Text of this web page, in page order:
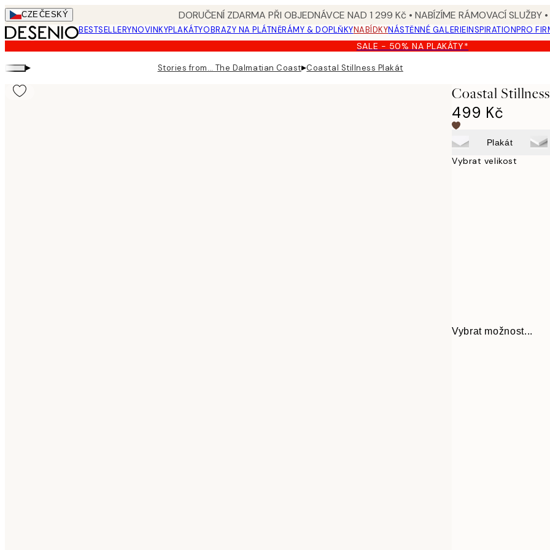
Skip
to
main
content.
CZEČESKÝ DORUČENÍ ZDARMA PŘI OBJEDNÁVCE NAD 1 299 Kč • NABÍZÍME RÁMOVACÍ SLUŽBY
BESTSELLERYNOVINKYPLAKÁTYOBRAZY NA PLÁTNĚRÁMY & DOPLŇKYNABÍDKYNÁSTĚNNÉ GALERIEINSPIRATIONPRO
SALE - 50% NA PLAKÁTY*
▸ Stories from… The Dalmatian Coast▸Coastal Stillness Plakát
Coastal
499 Kč
Plakát
Vybrat velikost
Vybrat možnost...